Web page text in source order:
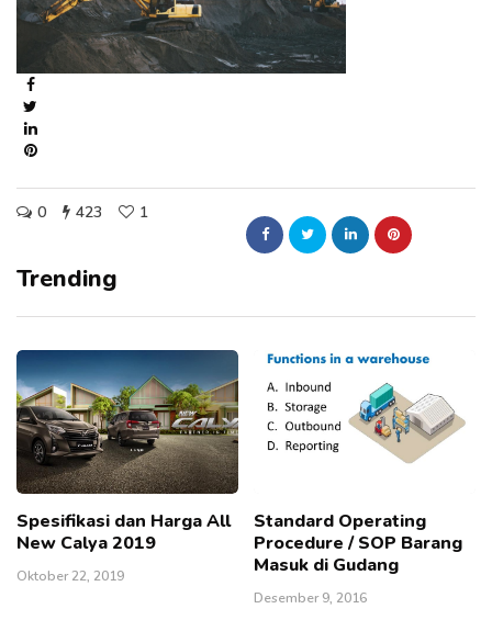
0 423 1
Trending
Spesifikasi dan Harga All
New Calya 2019
Oktober 22, 2019
Standard Operating
Procedure / SOP Barang
Masuk di Gudang
Desember 9, 2016